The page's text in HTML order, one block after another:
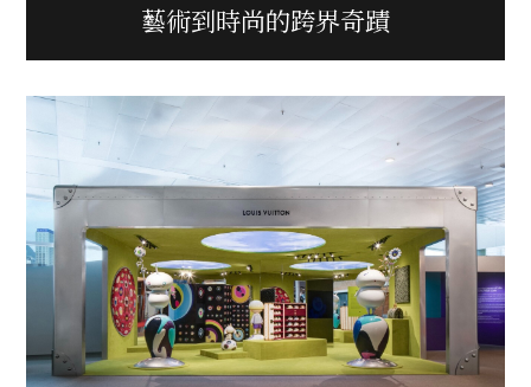
藝術到時尚的跨界奇蹟